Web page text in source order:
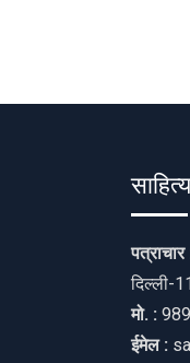
पत्राचार
दिल्ली-
मो. :
ईमेल :